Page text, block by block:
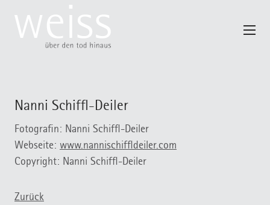
Trauerreden
Blumenkunst
Fotografie
Filme
Pressekit
Nanni Schiffl-Deiler
Fotografin: Nanni Schiffl-Deiler
Webseite: www.nannischiffldeiler.com
Copyright: Nanni Schiffl-Deiler
Zurück